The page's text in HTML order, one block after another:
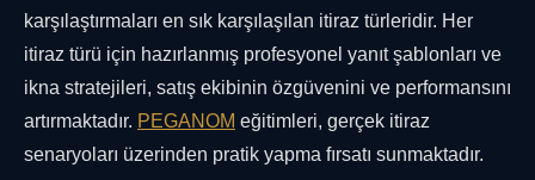
karşılaştırmaları en sık karşılaşılan itiraz türleridir. Her
itiraz türü için hazırlanmış profesyonel yanıt şablonları ve
ikna stratejileri, satış ekibinin özgüvenini ve performansını
artırmaktadır. PEGANOM eğitimleri, gerçek itiraz
senaryoları üzerinden pratik yapma fırsatı sunmaktadır.